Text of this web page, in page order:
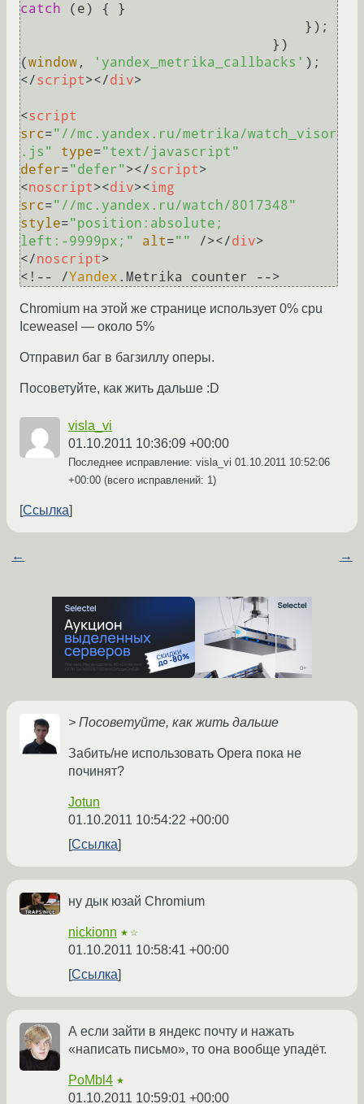
catch (e) { }
(window , 'yandex_metrika_callbacks'
</script></div>
<script
src="//mc.yandex.ru/metrika/watch_visor
.js"
type="text/javascript"
defer="defer"></script>
<noscript><div><img
src="//mc.yandex.ru/watch/8017348"
style="position:absolute;
left:-9999px;"
alt="" /></div>
</noscript>
<!-- /Yandex . Metrika
Chromium на этой же странице использует 0% cpu
Iceweasel — около 5%
Отправил баг в багзиллу оперы.
Посоветуйте, как жить дальше :D
visla_vi
01.10.2011 10:36:09 +00:00
Последнее исправление: visla_vi 01.10.2011 10:52:06
+00:00 (всего исправлений: 1)
Ссылка
← →
> Посоветуйте, как жить дальше
Забить/не использовать Opera пока не
починят?
Jotun
01.10.2011 10:54:22 +00:00
Ссылка
ну дык юзай Chromium
nickionn ★☆
01.10.2011 10:58:41 +00:00
Ссылка
А если зайти в яндекс почту и нажать
«написать письмо», то она вообще упадёт.
PoMbl4 ★
01.10.2011 10:59:01 +00:00